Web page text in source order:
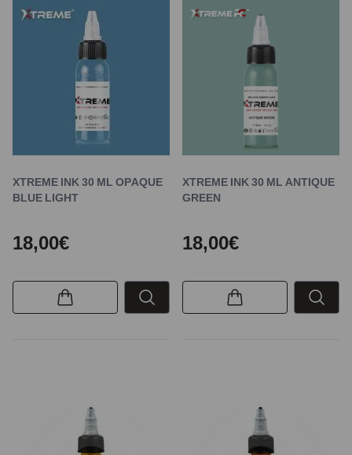
XTREME INK 30 ML OPAQUE
BLUE LIGHT
18,00€
XTREME INK 30 ML ANTIQUE
GREEN
18,00€